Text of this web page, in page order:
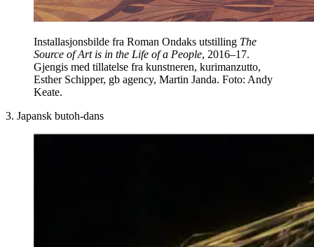
Installasjonsbilde fra Roman Ondaks utstilling The
Source of Art is in the Life of a People, 2016–17.
Gjengis med tillatelse fra kunstneren, kurimanzutto,
Esther Schipper, gb agency, Martin Janda. Foto: Andy
Keate.
3. Japansk butoh-dans